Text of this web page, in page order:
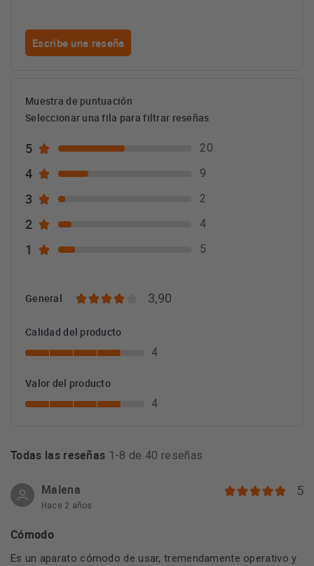
Escribe una reseña
Muestra de puntuación
Seleccionar una fila para filtrar reseñas
5 20
4 9
3 2
2 4
1 5
General 3,90
Calidad del producto
4
Valor del producto
4
Todas las reseñas 1-8 de 40 reseñas
Malena
Hace 2 años
5
Cómodo
Es un aparato cómodo de usar, tremendamente operativo y